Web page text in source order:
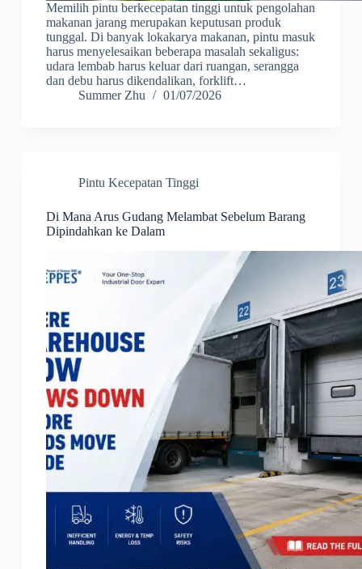
Memilih pintu berkecepatan tinggi untuk pengolahan
makanan jarang merupakan keputusan produk
tunggal. Di banyak lokakarya makanan, pintu masuk
harus menyelesaikan beberapa masalah sekaligus:
udara lembab harus keluar dari ruangan, serangga
dan debu harus dikendalikan, forklift…
Summer Zhu
01/07/2026
Pintu Kecepatan Tinggi
Di Mana Arus Gudang Melambat Sebelum Barang
Dipindahkan ke Dalam